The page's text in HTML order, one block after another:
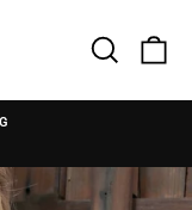
Zoek